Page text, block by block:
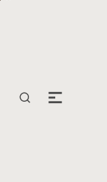
contrast
Zoek tonen /